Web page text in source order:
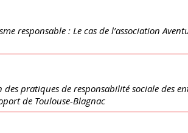
responsable : Le cas de l’association
pratiques de responsabilité sociale des
de Toulouse-Blagnac